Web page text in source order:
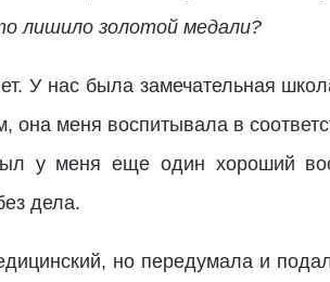
лишило золотой медали?
У нас была замечательная
она меня воспитывала в
у меня еще один хороший
дела.
но передумала и